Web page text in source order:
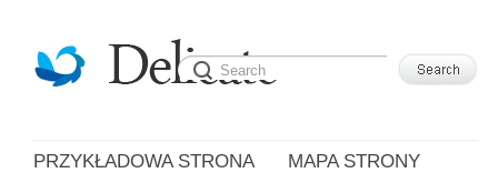
PRZYKŁADOWA STRONA
MAPA STRONY